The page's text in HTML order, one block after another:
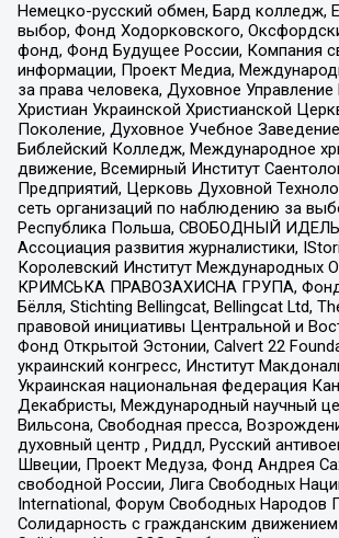
Немецко-русский обмен, Бард колледж,
выбор, Фонд Ходорковского,
фонд, Фонд Будущее России, Компания
информации, Проект Медиа,
за права человека, Духовное Управление
Христиан Украинской Христианской
Поколение, Духовное Учебное
Библейский Колледж, Международное
движение, Всемирный Институт
Предприятий, Церковь Духовной
сеть организаций по наблюдению за
Республика Польша, СВОБОДНЫЙ
Ассоциация развития журналистики,
Королевский Институт Международных
КРИМСЬКА ПРАВОЗАХИСНА ГРУПА, Фонд
Бёлля, Stichting Bellingcat, Bellingcat Ltd,
правовой инициативы Центральной и
Фонд Открытой Эстонии, Calvert 22
украинский конгресс, Институт
Украинская национальная федерация
Декабристы, Международный научный
Вильсона, Свободная пресса,
духовный центр , Риддл, Русский
Швеции, Проект Медуза, Фонд Андрея
свободной России, Лига Свободных
International, Форум Свободных Народов
Солидарность с гражданским